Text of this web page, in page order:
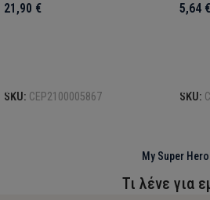
21,90 €
SKU: CEP2100005867
5,64 €
SKU:
My Super Hero
Τι λένε για